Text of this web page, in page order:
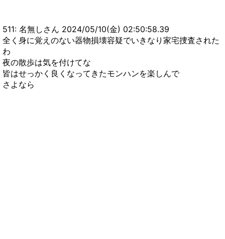
【まとめ速報攻略】
【MHWI】モンハンで一番はアイスボーン、サン
ブレイクはそれを越えられなかった←この意見は
正しい？【まとめ速報攻略】
【モンハンNow】注意！作って後悔した武器がこ
ちら！！！！！【まとめ速報攻略】
【モンハンNow】マルチプレイでライトボウガン
511: 名無しさん 2024/05/10(金) 02:50:58.39
全く身に覚えのない器物損壊容疑でいきなり家宅捜査された
わ
夜の散歩は気を付けてな
皆はせっかく良くなってきたモンハンを楽しんで
さよなら